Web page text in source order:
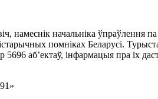
начальніка ўпраўлення
помніках Беларусі.
аб’ектаў, інфармацыя пра іх